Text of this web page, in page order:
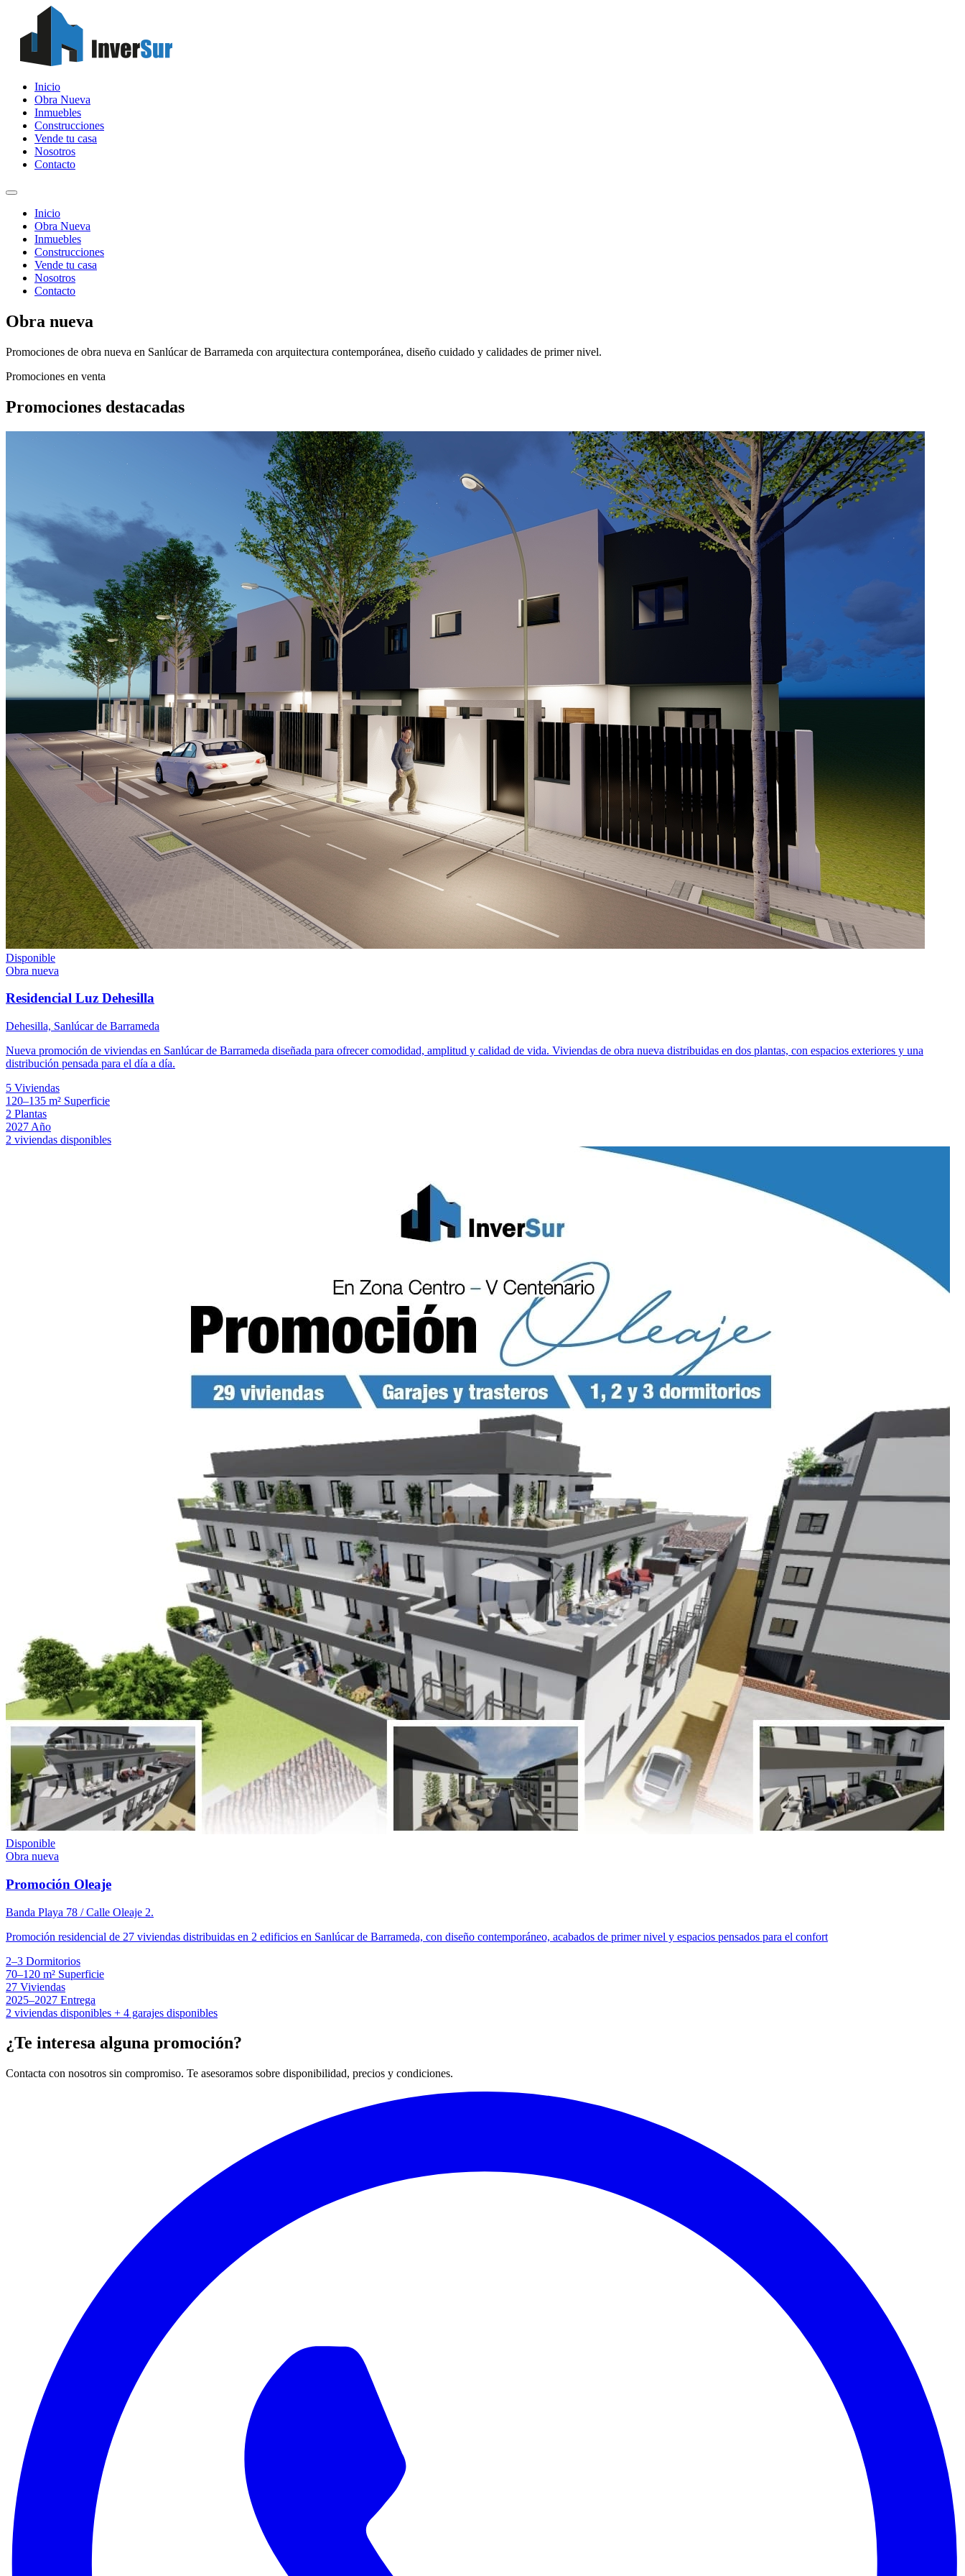
Inicio
Obra Nueva
Inmuebles
Construcciones
Vende tu casa
Nosotros
Contacto
Inicio
Obra Nueva
Inmuebles
Construcciones
Vende tu casa
Nosotros
Contacto
Obra nueva
Promociones de obra nueva en Sanlúcar de Barrameda con arquitectura contemporánea, diseño cuidado y calidades de primer nivel.
Promociones en venta
Promociones destacadas
Disponible
Obra nueva
Residencial Luz Dehesilla
Dehesilla, Sanlúcar de Barrameda
Nueva promoción de viviendas en Sanlúcar de Barrameda diseñada para ofrecer comodidad, amplitud y calidad de vida. Viviendas de obra nueva distribuidas en dos plantas, con espacios exteriores y una
distribución pensada para el día a día.
5 Viviendas
120–135 m² Superficie
2 Plantas
2027 Año
2 viviendas disponibles
Disponible
Obra nueva
Promoción Oleaje
Banda Playa 78 / Calle Oleaje 2.
Promoción residencial de 27 viviendas distribuidas en 2 edificios en Sanlúcar de Barrameda, con diseño contemporáneo, acabados de primer nivel y espacios pensados para el confort
2–3 Dormitorios
70–120 m² Superficie
27 Viviendas
2025–2027 Entrega
2 viviendas disponibles + 4 garajes disponibles
¿Te interesa alguna promoción?
Contacta con nosotros sin compromiso. Te asesoramos sobre disponibilidad, precios y condiciones.